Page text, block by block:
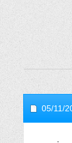
05/11/